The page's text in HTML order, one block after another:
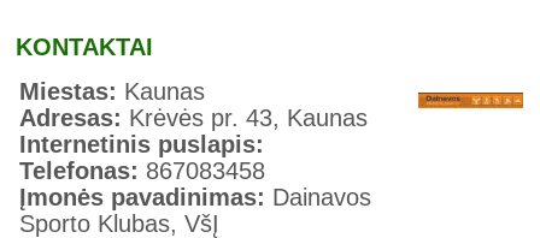
KONTAKTAI
Miestas: Kaunas
Adresas: Krėvės pr. 43, Kaunas
Internetinis puslapis:
Telefonas: 867083458
Įmonės pavadinimas: Dainavos
Sporto Klubas, VšĮ